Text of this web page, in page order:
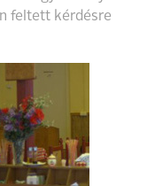
feltett kérdésre